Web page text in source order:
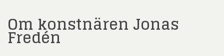
Om konstnären Jonas
Fredén